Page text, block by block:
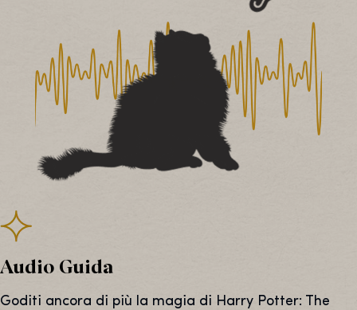
Audio Guida
Goditi ancora di più la magia di Harry Potter: The